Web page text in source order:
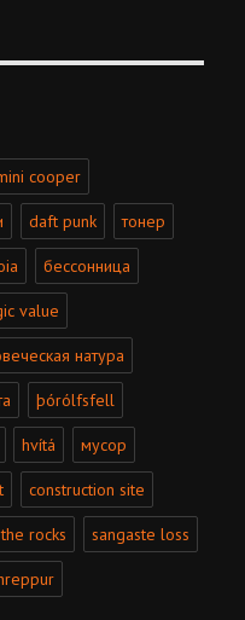
cooper
daft punk тонер
бессонница
value
натура
þórólfsfell
hvítá мусор
construction site
rocks sangaste loss